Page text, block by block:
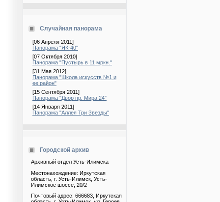
Случайная панорама
[06 Апреля 2011]
Панорама "ЯК-40"
[07 Октября 2010]
Панорама "Пустырь в 11 мркн."
[31 Мая 2012]
Панорама "Школа искусств №1 и
ее район"
[15 Сентября 2011]
Панорама "Двор пр. Мира 24"
[14 Января 2011]
Панорама "Аллея Три Звезды"
Городской архив
Архивный отдел Усть-Илимска
Местонахождение: Иркутская
область, г. Усть-Илимск, Усть-
Илимское шоссе, 20/2
Почтовый адрес: 666683, Иркутская